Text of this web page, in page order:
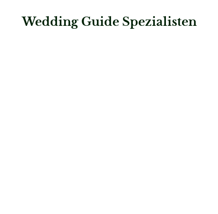
Wedding Guide Spezialisten